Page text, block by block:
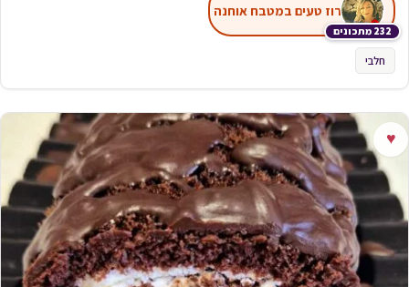
232 מתכונים
רוז טעים במטבח אוחנה
חלבי
♥